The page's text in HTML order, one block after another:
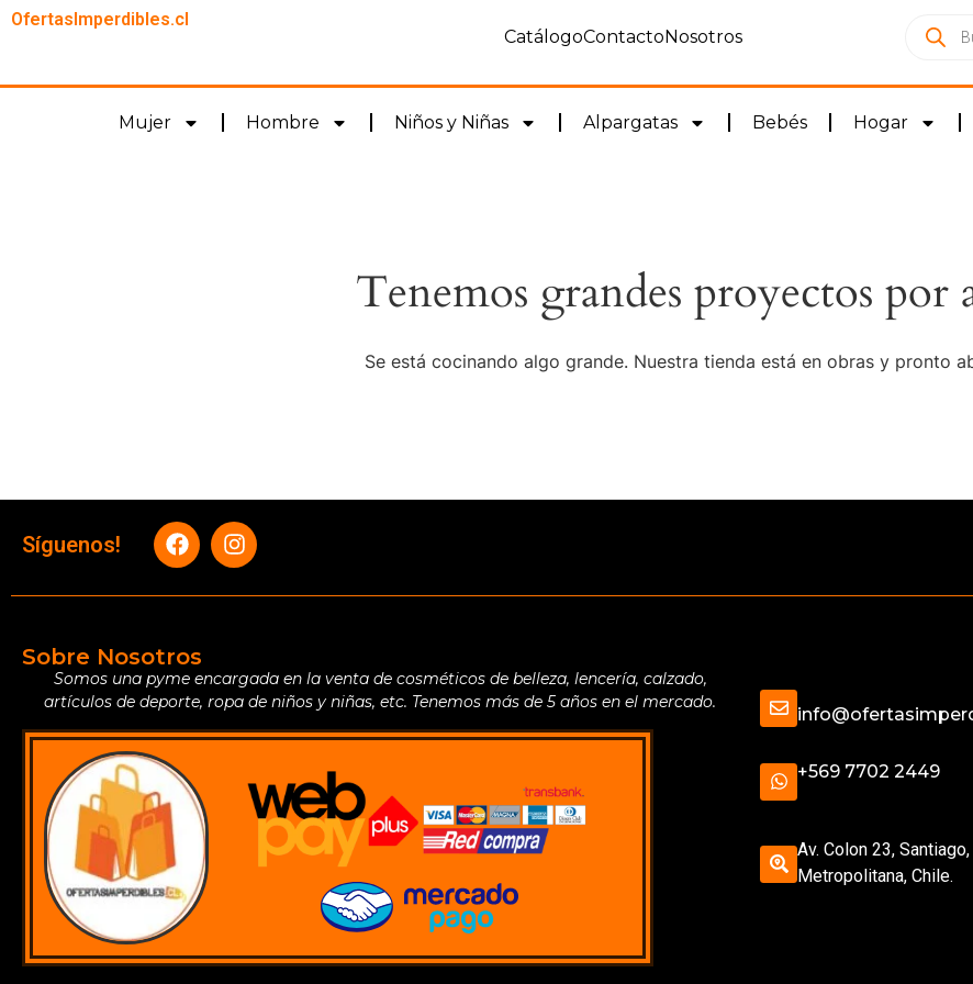
OfertasImperdibles.cl
CatálogoContactoNosotros
Mujer Hombre Niños y Niñas Alpargatas Bebés Hogar
Tenemos grandes proyectos por
Se está cocinando algo grande. Nuestra tienda está en obras y pronto
Síguenos!
Sobre Nosotros
Somos una pyme encargada en la venta de cosméticos de belleza, lencería, calzado,
artículos de deporte, ropa de niños y niñas, etc. Tenemos más de 5 años en el mercado.
+569 7702 2449
Av. Colon 23,
Metropolitana, Chile.